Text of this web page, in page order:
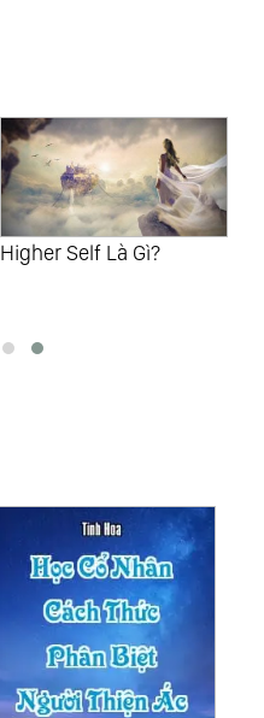
Higher Self Là Gì?